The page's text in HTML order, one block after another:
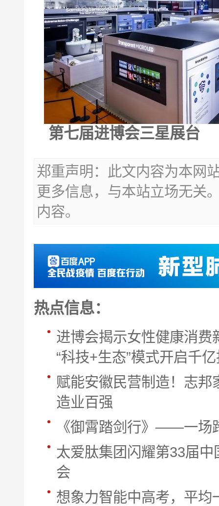
第七届进博会三星展台
郑重声明：此文内容为本网
更多信息，与本站立场无关
内容。
热点信息：
进博会揭示女性健康消费
“科技+生态”模式开启千
赋能安徽民营制造！志
造业百强
《御霄踏剑行》——一场
太爱肽集团闪耀第33届
会
想象力智能中高考，平均